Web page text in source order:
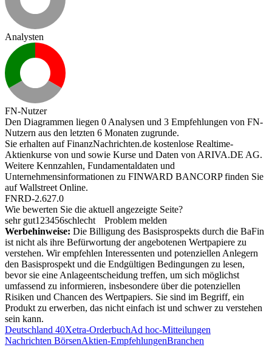
Analysten
FN-Nutzer
Den Diagrammen liegen 0 Analysen und 3 Empfehlungen von FN-
Nutzern aus den letzten 6 Monaten zugrunde.
Sie erhalten auf FinanzNachrichten.de kostenlose Realtime-
Aktienkurse von und sowie Kurse und Daten von ARIVA.DE AG.
Weitere Kennzahlen, Fundamentaldaten und
Unternehmensinformationen zu FINWARD BANCORP finden Sie
aufWallstreet Online.
FNRD-2.627.0
Wie bewerten Sie die aktuell angezeigte Seite?
sehr gut1 23456schlecht
Problem melden
Werbehinweise: Die Billigung des Basisprospekts durch die BaFin
ist nicht als ihre Befürwortung der angebotenen Wertpapiere zu
verstehen. Wir empfehlen Interessenten und potenziellen Anlegern
den Basisprospekt und die Endgültigen Bedingungen zu lesen,
bevor sie eine Anlageentscheidung treffen, um sich möglichst
umfassend zu informieren, insbesondere über die potenziellen
Risiken und Chancen des Wertpapiers. Sie sind im Begriff, ein
Produkt zu erwerben, das nicht einfach ist und schwer zu verstehen
sein kann.
Deutschland 40Xetra-OrderbuchAd hoc-Mitteilungen
Nachrichten BörsenAktien-EmpfehlungenBranchen